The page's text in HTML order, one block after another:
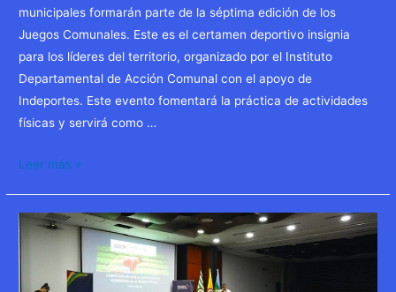
municipales formarán parte de la séptima edición de los
Juegos Comunales. Este es el certamen deportivo insignia
para los líderes del territorio, organizado por el Instituto
Departamental de Acción Comunal con el apoyo de
Indeportes. Este evento fomentará la práctica de actividades
físicas y servirá como …
Ya
Juegos
Comunales
Leer más »